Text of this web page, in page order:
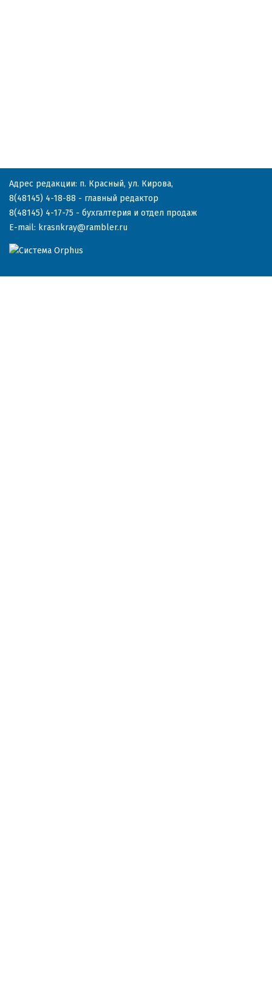
Адрес редакции: п. Красный, ул. Кирова,
8(48145) 4-18-88 - главный редактор
8(48145) 4-17-75 - бухгалтерия и отдел продаж
E-mail: krasnkray@rambler.ru